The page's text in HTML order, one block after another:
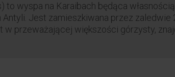
to wyspa na Karaibach będąca
Antyli. Jest zamieszkiwana przez
przeważającej większości górzysty,